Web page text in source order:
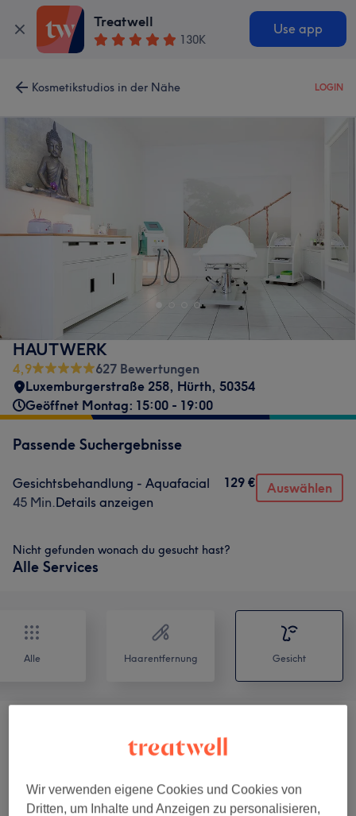
Treatwell
130K
Use app
Kosmetikstudios in der Nähe LOGIN
HAUTWERK
4,9
627 Bewertungen
Luxemburgerstraße 258, Hürth, 50354
Geöffnet Montag: 15:00 - 19:00
Passende Suchergebnisse
Gesichtsbehandlung - Aquafacial
45 Min.Details anzeigen
129 € Auswählen
Nicht gefunden wonach du gesucht hast?
Alle Services
Alle Haarentfernung Gesicht
Wir verwenden eigene Cookies und Cookies von
Dritten, um Inhalte und Anzeigen zu personalisieren,